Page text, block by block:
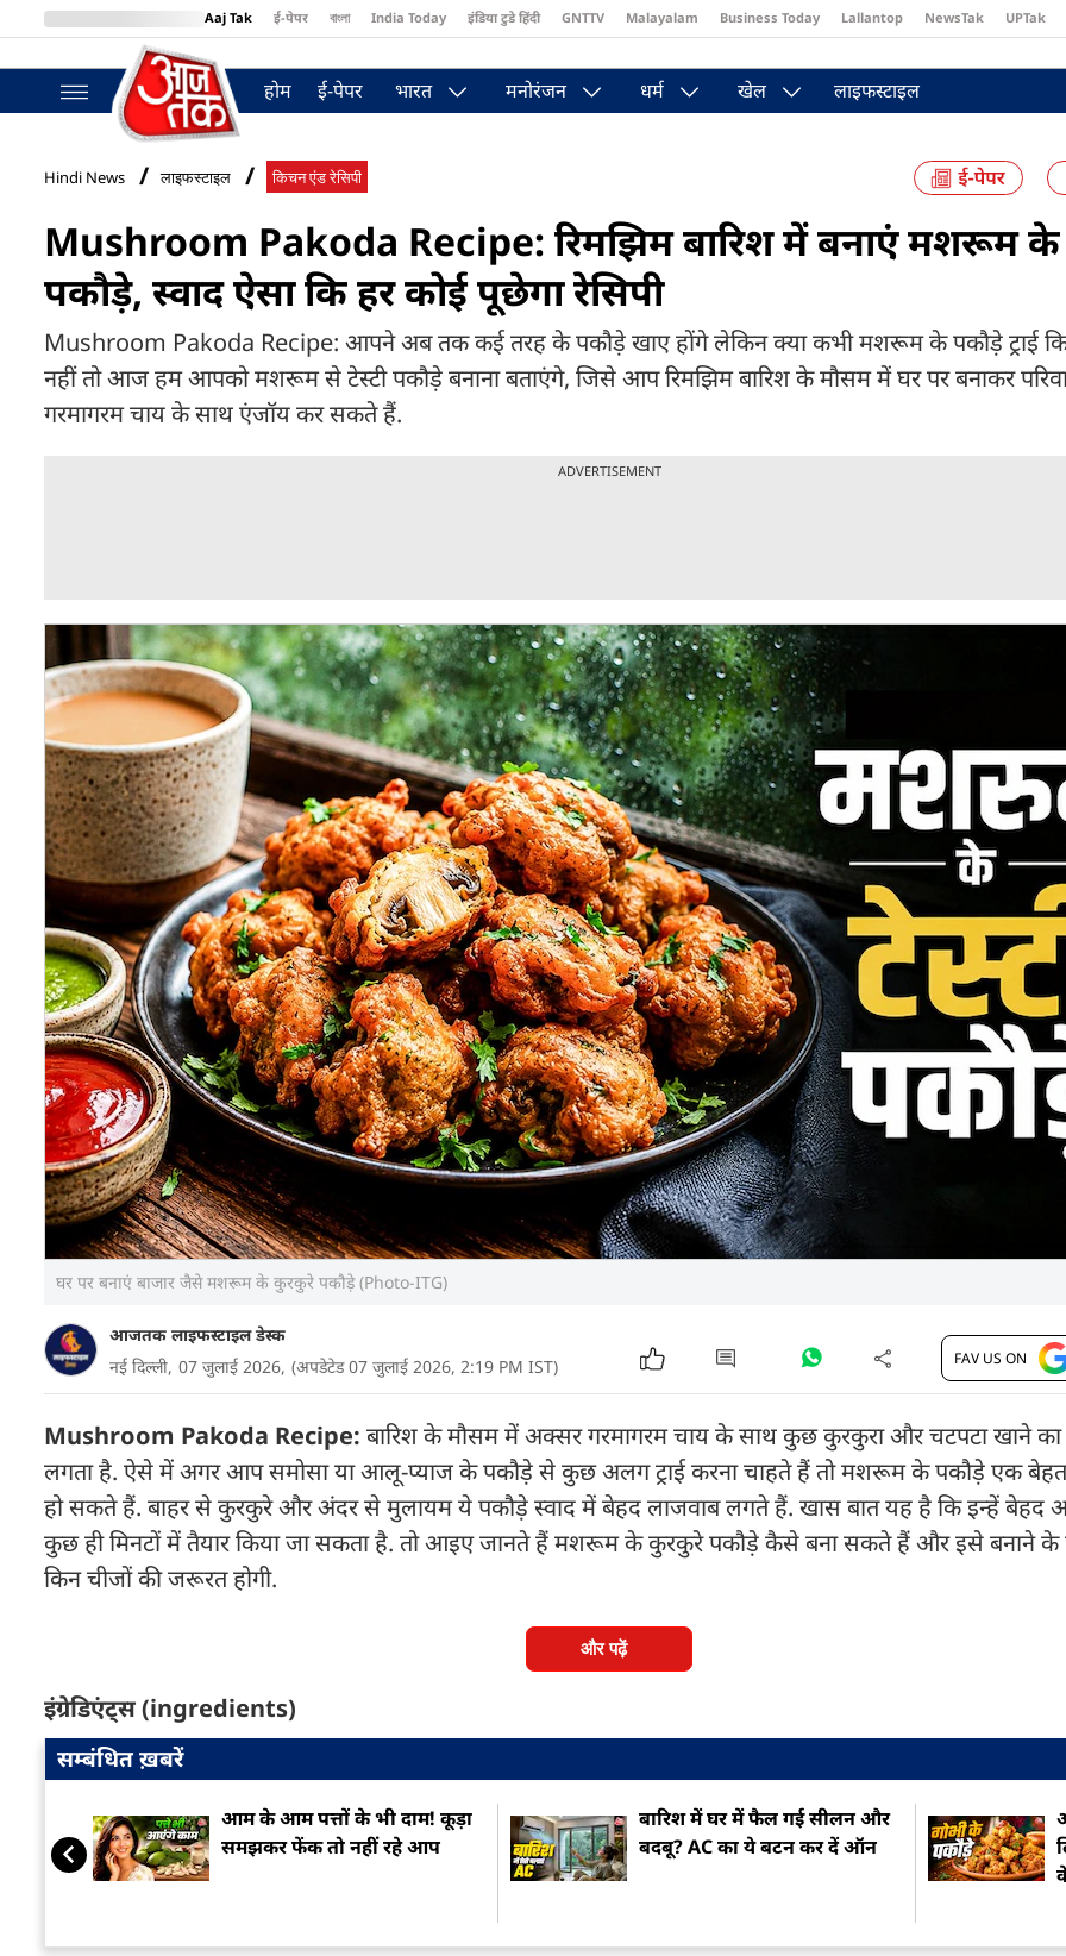
Aaj Tak ई-पेपर বাংলা India Today इंडिया टुडे हिंदी GNTTV Malayalam Business Today Lallantop NewsTak UPTak
BT Bazaar
होम ई-पेपर भारत मनोरंजन धर्म खेल लाइफस्टाइल
Hindi News लाइफस्टाइल किचन एंड रेसिपी
Mushroom Pakoda Recipe: रिमझिम बारिश में बनाएं मशरूम
पकौड़े, स्वाद ऐसा कि हर कोई पूछेगा रेसिपी
Mushroom Pakoda Recipe: आपने अब तक कई तरह के पकौड़े खाए होंगे लेकिन क्या कभी मशरूम के पकौड़े ट्राई
नहीं तो आज हम आपको मशरूम से टेस्टी पकौड़े बनाना बताएंगे, जिसे आप रिमझिम बारिश के मौसम में घर पर बनाकर
गरमागरम चाय के साथ एंजॉय कर सकते हैं.
ADVERTISEMENT
घर पर बनाएं बाजार जैसे मशरूम के कुरकुरे पकौड़े (Photo-ITG)
आजतक लाइफस्टाइल डेस्क
नई दिल्ली, 07 जुलाई 2026, (अपडेटेड 07 जुलाई 2026, 2:19 PM IST) FAV US ON
Mushroom Pakoda Recipe: बारिश के मौसम में अक्सर गरमागरम चाय के साथ कुछ कुरकुरा और चटपटा खाने का
लगता है. ऐसे में अगर आप समोसा या आलू-प्याज के पकौड़े से कुछ अलग ट्राई करना चाहते हैं तो मशरूम के पकौड़े एक
हो सकते हैं. बाहर से कुरकुरे और अंदर से मुलायम ये पकौड़े स्वाद में बेहद लाजवाब लगते हैं. खास बात यह है कि इन्हें बेहद
कुछ ही मिनटों में तैयार किया जा सकता है. तो आइए जानते हैं मशरूम के कुरकुरे पकौड़े कैसे बना सकते हैं और इसे बनाने के
किन चीजों की जरूरत होगी.
और पढ़ें
इंग्रेडिएंट्स (ingredients)
सम्बंधित ख़बरें
आम के आम पत्तों के भी दाम! कूड़ा
समझकर फेंक तो नहीं रहे आप
बारिश में घर में फैल गई सीलन और
बदबू? AC का ये बटन कर दें ऑन